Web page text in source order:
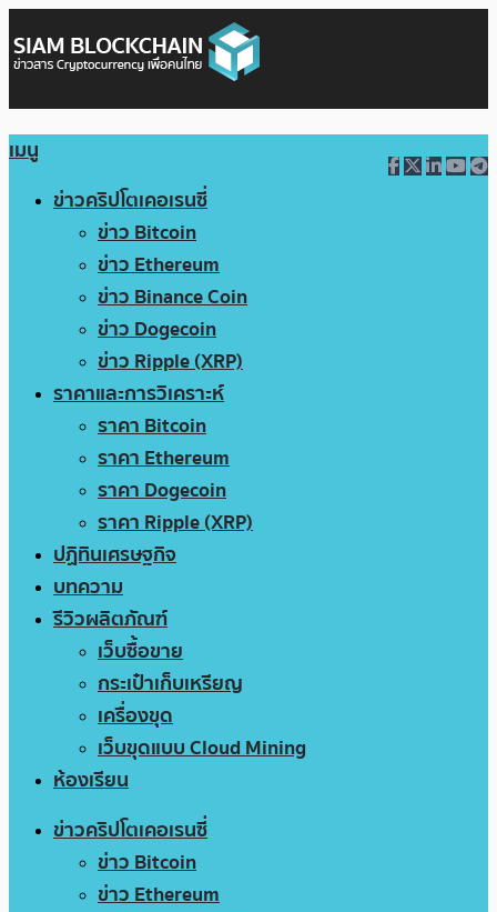
เมนู
ข่าวคริปโตเคอเรนซี่
ข่าว Bitcoin
ข่าว Ethereum
ข่าว Binance Coin
ข่าว Dogecoin
ข่าว Ripple (XRP)
ราคาและการวิเคราะห์
ราคา Bitcoin
ราคา Ethereum
ราคา Dogecoin
ราคา Ripple (XRP)
ปฏิทินเศรษฐกิจ
บทความ
รีวิวผลิตภัณฑ์
เว็บซื้อขาย
กระเป๋าเก็บเหรียญ
เครื่องขุด
เว็บขุดแบบ Cloud Mining
ห้องเรียน
ข่าวคริปโตเคอเรนซี่
ข่าว Bitcoin
ข่าว Ethereum